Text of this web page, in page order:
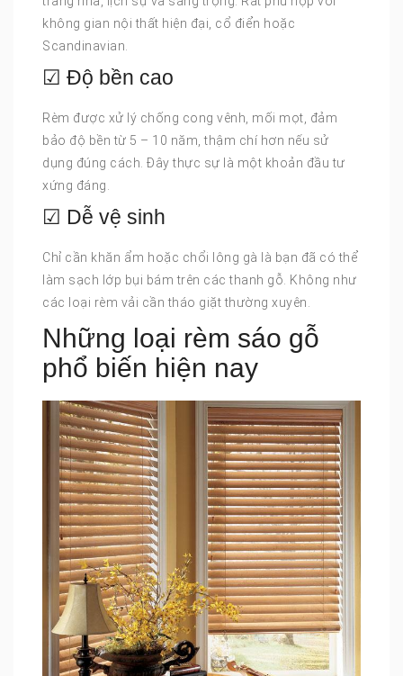
không gian nội thất hiện đại, cổ điển hoặc
Scandinavian.
☑ Độ bền cao
Rèm được xử lý chống cong vênh, mối mọt, đảm
bảo độ bền từ 5 – 10 năm, thậm chí hơn nếu sử
dụng đúng cách. Đây thực sự là một khoản đầu tư
xứng đáng.
☑ Dễ vệ sinh
Chỉ cần khăn ẩm hoặc chổi lông gà là bạn đã có thể
làm sạch lớp bụi bám trên các thanh gỗ. Không như
các loại rèm vải cần tháo giặt thường xuyên.
Những loại rèm sáo gỗ
phổ biến hiện nay